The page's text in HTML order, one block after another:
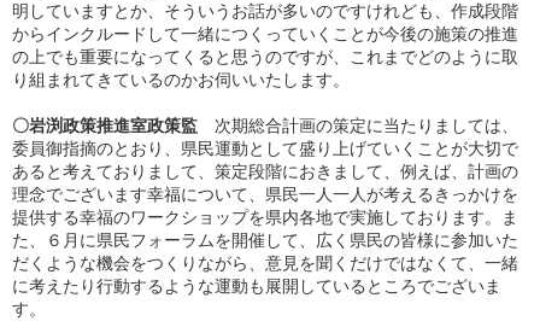
明していますとか、そういうお話が多いのですけれども、作成段階
からインクルードして一緒につくっていくことが今後の施策の推進
の上でも重要になってくると思うのですが、これまでどのように取
り組まれてきているのかお伺いいたします。
〇岩渕政策推進室政策監 次期総合計画の策定に当たりましては、
委員御指摘のとおり、県民運動として盛り上げていくことが大切で
あると考えておりまして、策定段階におきまして、例えば、計画の
理念でございます幸福について、県民一人一人が考えるきっかけを
提供する幸福のワークショップを県内各地で実施しております。ま
た、６月に県民フォーラムを開催して、広く県民の皆様に参加いた
だくような機会をつくりながら、意見を聞くだけではなくて、一緒
に考えたり行動するような運動も展開しているところでございま
す。